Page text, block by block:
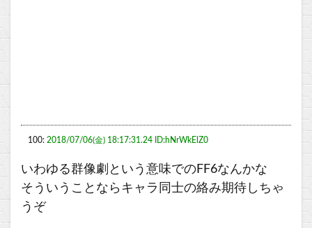
100: 2018/07/06(金) 18:17:31.24 ID:hNrWkElZ0
いわゆる群像劇という意味でのFF6なんかな
そういうことならキャラ同士の絡み期待しちゃ
うぞ